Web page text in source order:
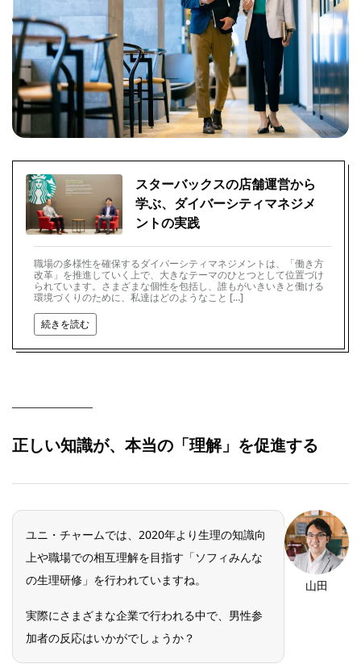
スターバックスの店舗運営から
学ぶ、ダイバーシティマネジメ
ントの実践
職場の多様性を確保するダイバーシティマネジメントは、「働き方
改革」を推進していく上で、大きなテーマのひとつとして位置づけ
られています。さまざまな個性を包括し、誰もがいきいきと働ける
環境づくりのために、私達はどのようなこと […]
続きを読む
正しい知識が、本当の「理解」を促進する
ユニ・チャームでは、2020年より生理の知識向
上や職場での相互理解を目指す「ソフィみんな
の生理研修」を行われていますね。
実際にさまざまな企業で行われる中で、男性参
加者の反応はいかがでしょうか？
山田